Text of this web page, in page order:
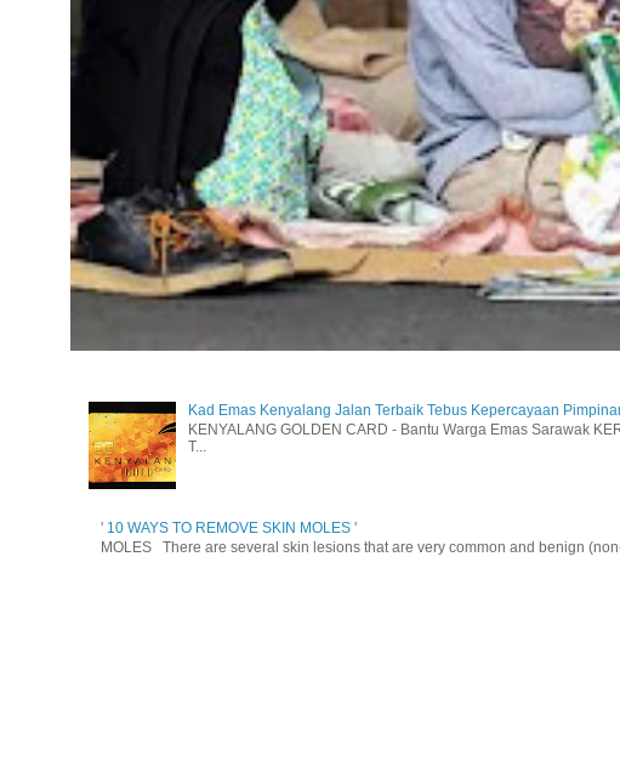
Kad Emas Kenyalang Jalan Terbaik Tebus Kepercayaan
KENYALANG GOLDEN CARD - Bantu Warga Emas Sarawak
T...
' 10 WAYS TO REMOVE SKIN MOLES '
MOLES There are several skin lesions that are very common and benign